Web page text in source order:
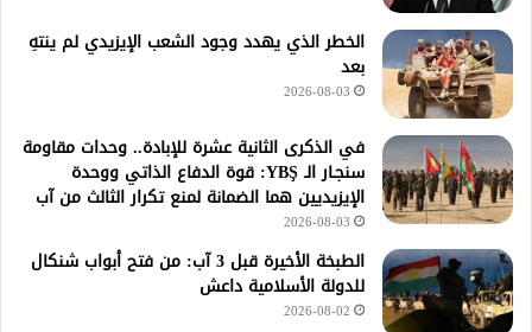
الخطر الذي يهدد وجود الشعب الإيزيدي لم ينتهِ
بعد
2026-08-03
في الذكرى الثانية عشرة للإبادة.. وحدات مقاومة
سنجـار الـ YBŞ: قوة الدفاع الذاتي ووحدة
الإيزيديين هما الضمانة لمنع تكرار الثالث من آب
2026-08-03
الطبخة الأخيرة قبل 3 آب: من فتح أبواب شنكال
للدولة الأسلامية داعش
2026-08-02